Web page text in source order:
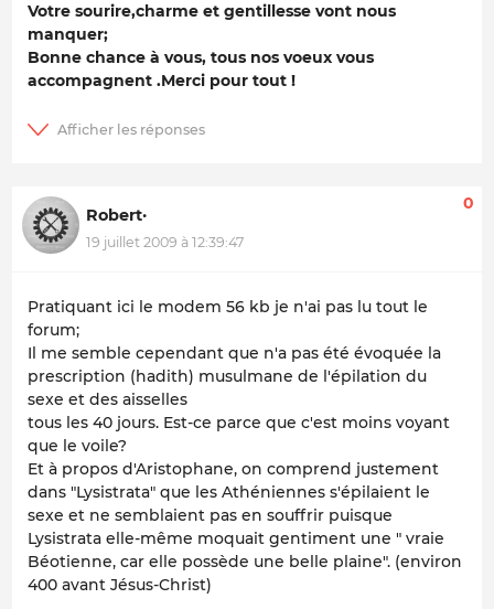
Votre sourire,charme et gentillesse vont nous
manquer;
Bonne chance à vous, tous nos voeux vous
accompagnent .Merci pour tout !
Robert·
19 juillet 2009 à 12:39:47
0
Pratiquant ici le modem 56 kb je n'ai pas lu tout le
forum;
Il me semble cependant que n'a pas été évoquée la
prescription (hadith) musulmane de l'épilation du
sexe et des aisselles
tous les 40 jours. Est-ce parce que c'est moins voyant
que le voile?
Et à propos d'Aristophane, on comprend justement
dans "Lysistrata" que les Athéniennes s'épilaient le
sexe et ne semblaient pas en souffrir puisque
Lysistrata elle-même moquait gentiment une " vraie
Béotienne, car elle possède une belle plaine". (environ
400 avant Jésus-Christ)